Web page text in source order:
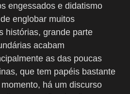
engessados e didatismo
englobar muitos
histórias, grande parte
acabam
as das poucas
que tem papéis bastante
há um discurso